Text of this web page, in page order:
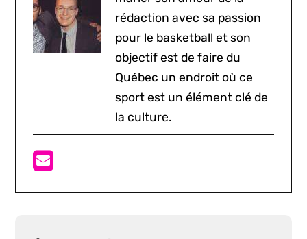
rédaction avec sa passion
pour le basketball et son
objectif est de faire du
Québec un endroit où ce
sport est un élément clé de
la culture.